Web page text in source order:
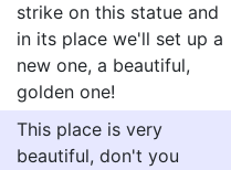
strike on this statue and
in its place we'll set up a
new one, a beautiful,
golden one!
This place is very
beautiful, don't you